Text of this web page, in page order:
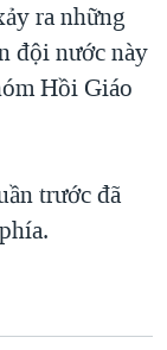
THÔN MỸ
ra những
đội nước này
Hồi Giáo
trước đã